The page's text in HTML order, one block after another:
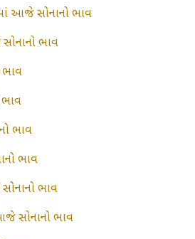
આજે સોનાનો ભાવ
ભાવ
ભાવ
ભાવ
ભાવ
ભાવ
સોનાનો ભાવ